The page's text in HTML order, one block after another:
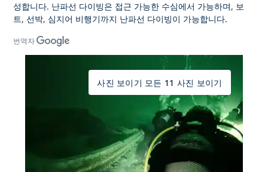
성합니다. 난파선 다이빙은 접근 가능한 수심에서 가능하며, 보
트, 선박, 심지어 비행기까지 난파선 다이빙이 가능합니다.
번역자
사진 보이기 모든 11 사진 보이기